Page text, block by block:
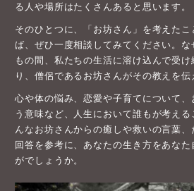
る人や場所はたくさんあると思います。
そのひとつに、「お坊さん」を考えた
ば、ぜひ一度相談してみてください。
もの間、私たちの生活に溶け込んで受
り、僧侶であるお坊さんがその教えを伝
心や体の悩み、恋愛や子育てについて
う意味など、人生において誰もが考え
んなお坊さんからの癒しや救いの言葉
回答を参考に、あなたの生き方をあな
がでしょうか。